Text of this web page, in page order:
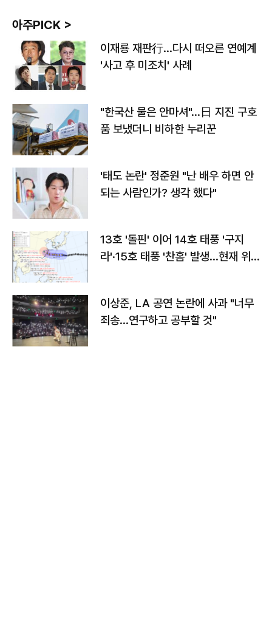
아주PICK >
이재룡 재판行…다시 떠오른 연예계
'사고 후 미조치' 사례
"한국산 물은 안마셔"…日 지진 구호
품 보냈더니 비하한 누리꾼
'태도 논란' 정준원 "난 배우 하면 안
되는 사람인가? 생각 했다"
13호 '돌핀' 이어 14호 태풍 '구지
라'·15호 태풍 '찬홈' 발생…현재 위
이상준, LA 공연 논란에 사과 "너무
죄송…연구하고 공부할 것"